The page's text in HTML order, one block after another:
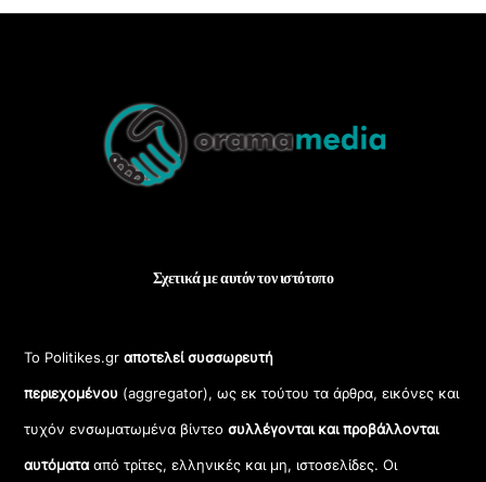
Top
Σχετικά με αυτόν τον ιστότοπο
Το Politikes.grαποτελεί συσσωρευτή
περιεχομένου (aggregator), ως εκ τούτου τα άρθρα, εικόνες και
τυχόν ενσωματωμένα βίντεοσυλλέγονται και προβάλλονται
αυτόματααπό τρίτες, ελληνικές και μη, ιστοσελίδες. Οι